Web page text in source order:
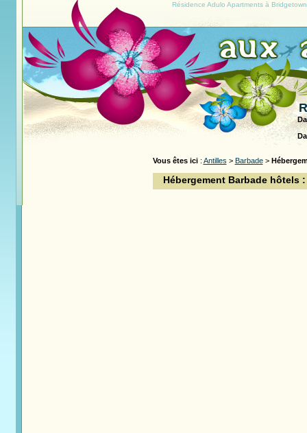
Résidence Adulo Apartments à
Vous êtes ici: Antilles > Barbade>
Hébergement Barbade hôtels